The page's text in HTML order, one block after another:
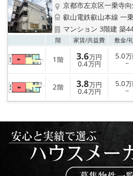
特選物件
ハウスメーカー施工特集！
路線·駅から探す
IT重説について
賃貸管理の北白川店
店舗情報·アクセス
京都市左京区一乗寺
叡山電鉄叡山本線 一
マンション 3階建 築
階 家賃/共益費 敷金/
1 階 3.6万円
0.4万円
5.0
－
2階 3.8万円
0.4万円
5.0
－